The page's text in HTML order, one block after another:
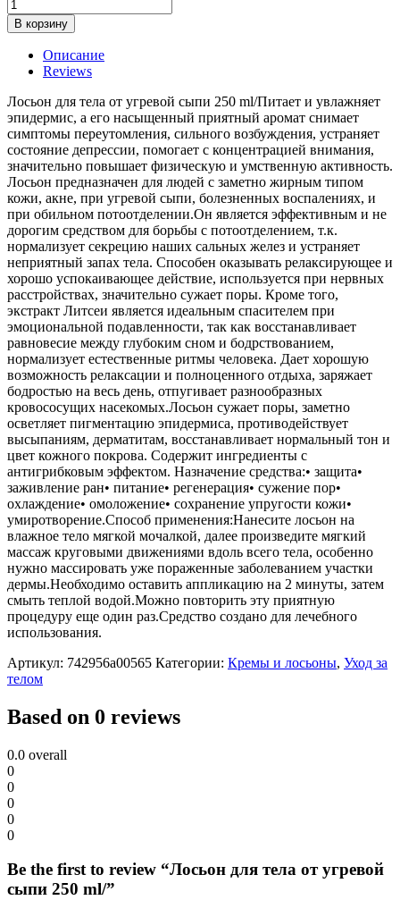
В корзину
Описание
Reviews
Лосьон для тела от угревой сыпи 250 ml/Питает и увлажняет
эпидермис, а его насыщенный приятный аромат снимает
симптомы переутомления, сильного возбуждения, устраняет
состояние депрессии, помогает с концентрацией внимания,
значительно повышает физическую и умственную активность.
Лосьон предназначен для людей с заметно жирным типом
кожи, акне, при угревой сыпи, болезненных воспалениях, и
при обильном потоотделении.Он является эффективным и не
дорогим средством для борьбы с потоотделением, т.к.
нормализует секрецию наших сальных желез и устраняет
неприятный запах тела. Способен оказывать релаксирующее и
хорошо успокаивающее действие, используется при нервных
расстройствах, значительно сужает поры. Кроме того,
экстракт Литсеи является идеальным спасителем при
эмоциональной подавленности, так как восстанавливает
равновесие между глубоким сном и бодрствованием,
нормализует естественные ритмы человека. Дает хорошую
возможность релаксации и полноценного отдыха, заряжает
бодростью на весь день, отпугивает разнообразных
кровососущих насекомых.Лосьон сужает поры, заметно
осветляет пигментацию эпидермиса, противодействует
высыпаниям, дерматитам, восстанавливает нормальный тон и
цвет кожного покрова. Содержит ингредиенты с
антигрибковым эффектом. Назначение средства:• защита•
заживление ран• питание• регенерация• сужение пор•
охлаждение• омоложение• сохранение упругости кожи•
умиротворение.Способ применения:Нанесите лосьон на
влажное тело мягкой мочалкой, далее произведите мягкий
массаж круговыми движениями вдоль всего тела, особенно
нужно массировать уже пораженные заболеванием участки
дермы.Необходимо оставить аппликацию на 2 минуты, затем
смыть теплой водой.Можно повторить эту приятную
процедуру еще один раз.Средство создано для лечебного
использования.
Артикул: 742956a00565 Категории: Кремы и лосьоны, Уход за
телом
Based on 0 reviews
0.0 overall
0
0
0
0
0
Be the first to review “Лосьон для тела от угревой
сыпи 250 ml/”